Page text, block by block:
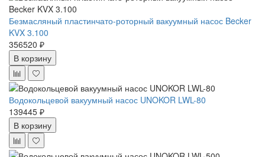
Безмасляный пластинчато-роторный вакуумный насос Becker
KVX 3.100
356520 ₽
В корзину
Водокольцевой вакуумный насос UNOKOR LWL-80
139445 ₽
В корзину